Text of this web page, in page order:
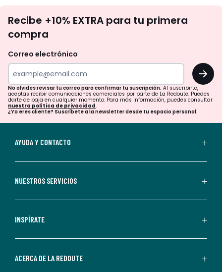
te
tu
para
confirmar
tu
suscripción.
aceptas
comerciales
personalizadas
parte
Recibe +10% EXTRA para tu primera
compra
Correo electrónico
OK
No olvides revisar tu correo para confirmar tu suscripción. Al suscribirte,
aceptas recibir comunicaciones comerciales por parte de La Redoute. Puedes
darte de baja en cualquier momento. Para más información, puedes consultar
nuestra política de privacidad.
¿Ya eres cliente? Suscríbete a la newsletter desde tu espacio personal.
AYUDA Y CONTACTO
NUESTROS SERVICIOS
INSPÍRATE
ACERCA DE LA REDOUTE